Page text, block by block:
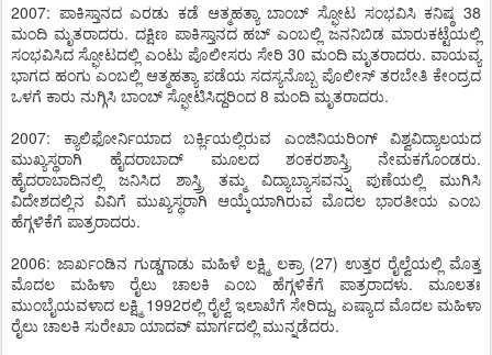
2007: ಪಾಕಿಸ್ತಾನದ ಎರಡು ಕಡೆ ಆತ್ಮಹತ್ಯಾ ಬಾಂಬ್ ಸ್ಫೋಟ ಸಂಭವಿಸಿ ಕನಿಷ್ಠ 38
ಮಂದಿ ಮೃತರಾದರು. ದಕ್ಷಿಣ ಪಾಕಿಸ್ತಾನದ ಹಬ್ ಎಂಬಲ್ಲಿ ಜನನಿಬಿಡ ಮಾರುಕಟ್ಟೆಯಲ್ಲಿ
ಸಂಭವಿಸಿದ ಸ್ಫೋಟದಲ್ಲಿ ಎಂಟು ಪೊಲೀಸರು ಸೇರಿ 30 ಮಂದಿ ಮೃತರಾದರು. ವಾಯವ್ಯ
ಭಾಗದ ಹಂಗು ಎಂಬಲ್ಲಿ ಆತ್ಮಹತ್ಯಾ ಪಡೆಯ ಸದಸ್ಯನೊಬ್ಬ ಪೊಲೀಸ್ ತರಬೇತಿ ಕೇಂದ್ರದ
ಒಳಗೆ ಕಾರು ನುಗ್ಗಿಸಿ ಬಾಂಬ್ ಸ್ಫೋಟಿಸಿದ್ದರಿಂದ 8 ಮಂದಿ ಮೃತರಾದರು.
2007: ಕ್ಯಾಲಿಫೋರ್ನಿಯಾದ ಬರ್ಕ್ಲಿಯಲ್ಲಿರುವ ಎಂಜಿನಿಯರಿಂಗ್ ವಿಶ್ವವಿದ್ಯಾಲಯದ
ಮುಖ್ಯಸ್ಥರಾಗಿ ಹೈದರಾಬಾದ್ ಮೂಲದ ಶಂಕರಶಾಸ್ತ್ರಿ ನೇಮಕಗೊಂಡರು.
ಹೈದರಾಬಾದಿನಲ್ಲಿ ಜನಿಸಿದ ಶಾಸ್ತ್ರಿ ತಮ್ಮ ವಿದ್ಯಾಬ್ಯಾಸವನ್ನು ಪುಣೆಯಲ್ಲಿ ಮುಗಿಸಿ
ವಿದೇಶದಲ್ಲಿನ ವಿವಿಗೆ ಮುಖ್ಯಸ್ಥರಾಗಿ ಆಯ್ಕೆಯಾಗಿರುವ ಮೊದಲ ಭಾರತೀಯ ಎಂಬ
ಹೆಗ್ಗಳಿಕೆಗೆ ಪಾತ್ರರಾದರು.
2006: ಜಾರ್ಖಂಡಿನ ಗುಡ್ಡಗಾಡು ಮಹಿಳೆ ಲಕ್ಷ್ಮಿ ಲಕ್ರಾ (27) ಉತ್ತರ ರೈಲ್ವೆಯಲ್ಲಿ ಮೊತ್ತ
ಮೊದಲ ಮಹಿಳಾ ರೈಲು ಚಾಲಕಿ ಎಂಬ ಹೆಗ್ಗಳಿಕೆಗೆ ಪಾತ್ರರಾದಳು. ಮೂಲತಃ
ಮುಂಬೈಯವಳಾದ ಲಕ್ಷ್ಮಿ 1992ರಲ್ಲಿ ರೈಲ್ವೆ ಇಲಾಖೆಗೆ ಸೇರಿದ್ದು, ಏಷ್ಯಾದ ಮೊದಲ ಮಹಿಳಾ
ರೈಲು ಚಾಲಕಿ ಸುರೇಖಾ ಯಾದವ್ ಮಾರ್ಗದಲ್ಲಿ ಮುನ್ನಡೆದರು.